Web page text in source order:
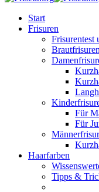
Start
Frisuren
Frisurentest
Brautfrisuren
Für
Für
Haarfarben
Tipps &